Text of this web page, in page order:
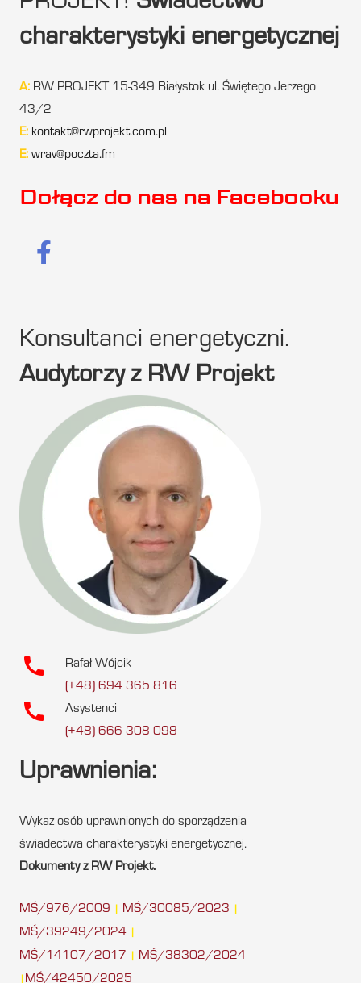
charakterystyki energetycznej
A: RW PROJEKT 15-349 Białystok ul. Świętego Jerzego
43/2
E: kontakt@rwprojekt.com.pl
E: wrav@poczta.fm
Dołącz do nas na Facebooku
Konsultanci energetyczni.
Audytorzy z RW Projekt
call
Rafał Wójcik
(+48) 694 365 816
call
Asystenci
(+48) 666 308 098
Uprawnienia:
Wykaz osób uprawnionych do sporządzenia
świadectwa charakterystyki energetycznej.
Dokumenty z RW Projekt.
MŚ/976/2009 MŚ/30085/2023
MŚ/39249/2024
MŚ/14107/2017 MŚ/38302/2024
MŚ/42450/2025